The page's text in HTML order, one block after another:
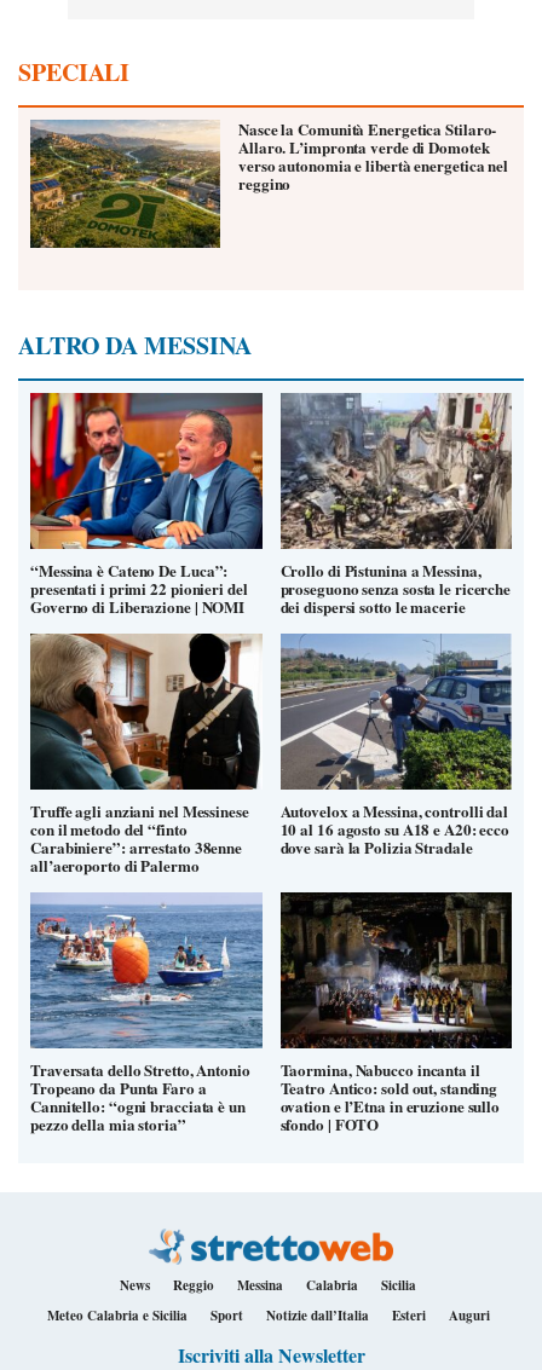
SPECIALI
Nasce la Comunità Energetica Stilaro-
Allaro. L’impronta verde di Domotek
verso autonomia e libertà energetica nel
reggino
ALTRO DA MESSINA
“Messina è Cateno De Luca”:
presentati i primi 22 pionieri del
Governo di Liberazione | NOMI
Crollo di Pistunina a Messina,
proseguono senza sosta le ricerche
dei dispersi sotto le macerie
Truffe agli anziani nel Messinese
con il metodo del “finto
Carabiniere”: arrestato 38enne
all’aeroporto di Palermo
Autovelox a Messina, controlli dal
10 al 16 agosto su A18 e A20: ecco
dove sarà la Polizia Stradale
Traversata dello Stretto, Antonio
Tropeano da Punta Faro a
Cannitello: “ogni bracciata è un
pezzo della mia storia”
Taormina, Nabucco incanta il
Teatro Antico: sold out, standing
ovation e l’Etna in eruzione sullo
sfondo | FOTO
News Reggio Messina Calabria
Sicilia
Meteo Calabria e Sicilia
Sport Notizie dall’Italia Esteri Auguri
Iscriviti alla Newsletter